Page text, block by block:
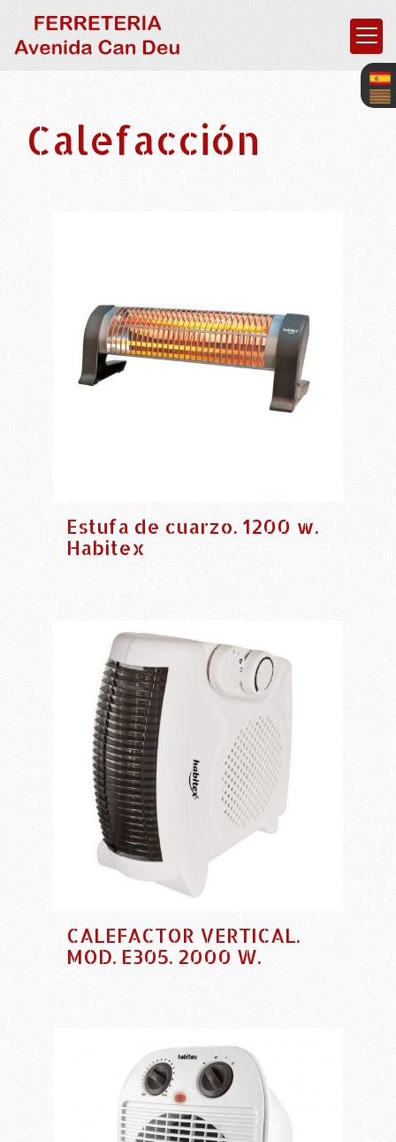
Calefacción
Estufa de cuarzo. 1200 w.
Habitex
CALEFACTOR VERTICAL.
MOD. E305. 2000 W.